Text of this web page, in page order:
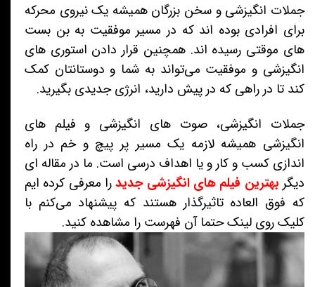
جملات انگیزشی و سخن بزرگان همیشه یک نیروی محرکه
برای افرادی بوده اند که در مسیر موفقیت به بن بست
های موقتی رسیده اند. همچنین قرار دادن استوری های
انگیزشی و موفقیت می‌تواند به شما و دوستانتان کمک
کند تا در راهی که در پیش دارید، انرژی جدیدی بگیرید.
جملات انگیزشی، صوت های انگیزشی و فیلم های
انگیزشی همیشه لازمه یک مسیر پر پیچ و خم در راه
اندازی کسب و کار و یا اهداف درسی است. ما در مقاله ای
دیگر بهترین فیلم های انگیزشی جدیدرا معرفی کرده ایم
که فوق العاده تاثیرگذار هستند که پیشنهاد می‌کنم با
کلیک روی لینک حتما آن فهرست را مشاهده کنید.